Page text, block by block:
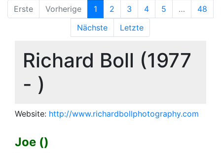
Erste
Vorherige 1 2 3 4 5 …
48
Nächste
Letzte
Richard Boll (1977
- )
Website: http://www.richardbollphotography.com
Joe ()